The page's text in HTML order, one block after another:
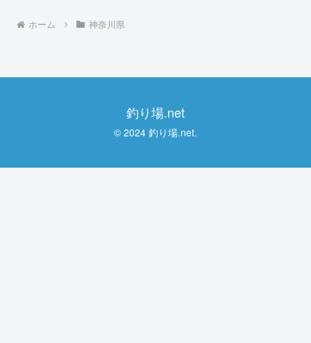
ホーム 神奈川県
釣り場.net
© 2024 釣り場.net.